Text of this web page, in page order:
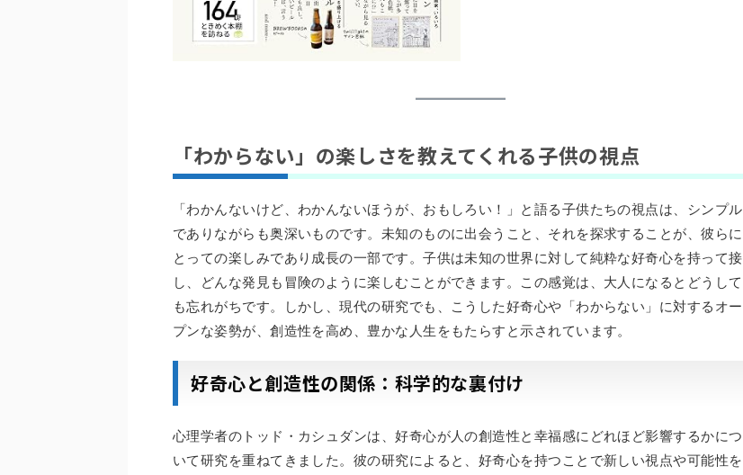
「わからない」の楽しさを教えてくれる子供の視点
「わかんないけど、わかんないほうが、おもしろい！」と語る子供たちの視点は、シンプル
でありながらも奥深いものです。未知のものに出会うこと、それを探求することが、彼らに
とっての楽しみであり成長の一部です。子供は未知の世界に対して純粋な好奇心を持って接
し、どんな発見も冒険のように楽しむことができます。この感覚は、大人になるとどうして
も忘れがちです。しかし、現代の研究でも、こうした好奇心や「わからない」に対するオー
プンな姿勢が、創造性を高め、豊かな人生をもたらすと示されています。
好奇心と創造性の関係：科学的な裏付け
心理学者のトッド・カシュダンは、好奇心が人の創造性と幸福感にどれほど影響するかにつ
いて研究を重ねてきました。彼の研究によると、好奇心を持つことで新しい視点や可能性を